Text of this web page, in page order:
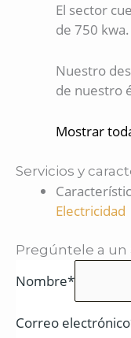
El sector
de 750 kwa.
Nuestro
de nuestro
Mostrar
Servicios y
Electricidad
Pregúntele a un
Nombre*
Correo